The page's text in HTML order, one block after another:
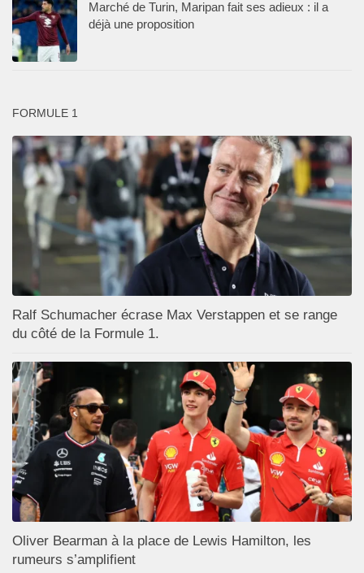
Marché de Turin, Maripan fait ses adieux : il a
déjà une proposition
FORMULE 1
Ralf Schumacher écrase Max Verstappen et se range
du côté de la Formule 1.
Oliver Bearman à la place de Lewis Hamilton, les
rumeurs s’amplifient